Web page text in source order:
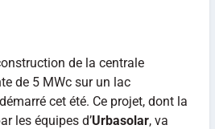
de la centrale
de 5 MWc sur un lac
cet été. Ce projet, dont la
les équipes d’Urbasolar, va